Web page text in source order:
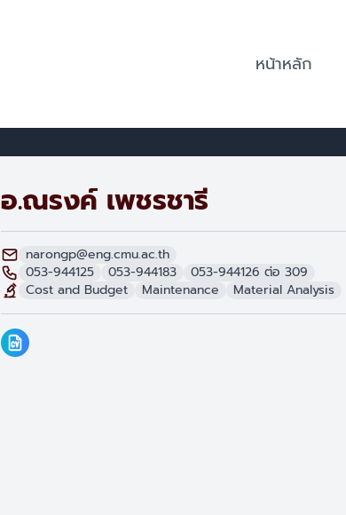
หน้าหลัก
อ.ณรงค์ เพชรชารี
narongp@eng.cmu.ac.th
053-944125
053-944183
053-944126 ต่อ 309
Cost and Budget
Maintenance Material Analysis